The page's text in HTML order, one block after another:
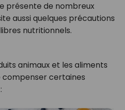
présente de nombreux
aussi quelques précautions
nutritionnels.
animaux et les aliments
compenser certaines